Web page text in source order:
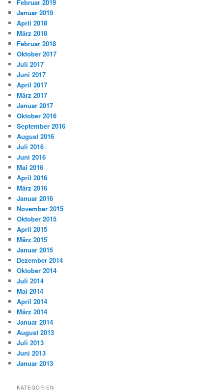
Februar 2019
Januar 2019
April 2018
März 2018
Februar 2018
Oktober 2017
Juli 2017
Juni 2017
April 2017
März 2017
Januar 2017
Oktober 2016
September 2016
August 2016
Juli 2016
Juni 2016
Mai 2016
April 2016
März 2016
Januar 2016
November 2015
Oktober 2015
April 2015
März 2015
Januar 2015
Dezember 2014
Oktober 2014
Juli 2014
Mai 2014
April 2014
März 2014
Januar 2014
August 2013
Juli 2013
Juni 2013
Januar 2013
KATEGORIEN